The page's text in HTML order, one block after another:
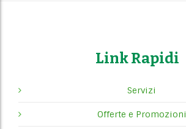
Link Rapidi
Servizi
Offerte e Promozioni